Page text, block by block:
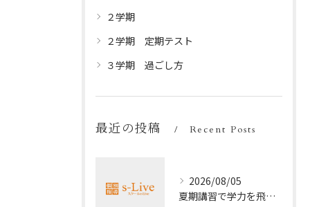
２学期
２学期 定期テスト
３学期 過ごし方
最近の投稿 Recent Posts
2026/08/05
夏期講習で学力を飛躍的に上げる方法